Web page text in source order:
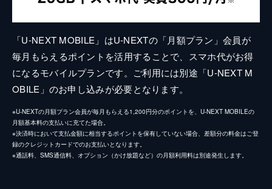
「U-NEXT MOBILE」はU-NEXTの「月額プラン」会員が
毎月もらえるポイントを活用することで、スマホ代がお得
になるモバイルプランです。ご利用には別途「U-NEXT M
OBILE」のお申し込みが必要となります。
※U-NEXTの月額プラン会員が毎月もらえる1,200円分のポイントを、U-NEXT MOBILEの
月額基本料の支払いに充てた場合。
※決済時において支払金額に相当するポイントを保有していない場合、差額分の料金はご登
録のクレジットカードでのお支払いとなります。
※通話料、SMS通信料、オプション（かけ放題など）の月額利用料は別途発生します。